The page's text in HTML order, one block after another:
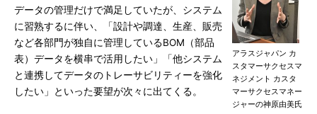
アラスジャパン カ
スタマーサクセスマ
ネジメント カスタ
マーサクセスマネー
ジャーの神原由美氏
データの管理だけで満足していたが、システム
に習熟するに伴い、「設計や調達、生産、販売
など各部門が独自に管理しているBOM（部品
表）データを横串で活用したい」「他システム
と連携してデータのトレーサビリティーを強化
したい」といった要望が次々に出てくる。